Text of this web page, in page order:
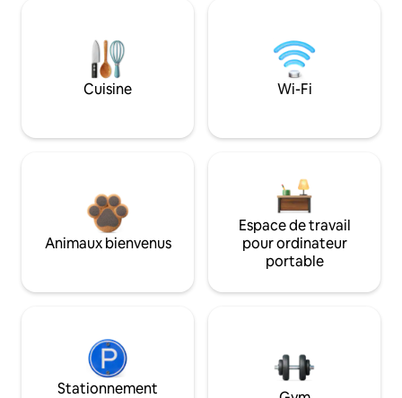
Cuisine Wi-Fi
Animaux bienvenus
Espace de travail
pour ordinateur
portable
Stationnement